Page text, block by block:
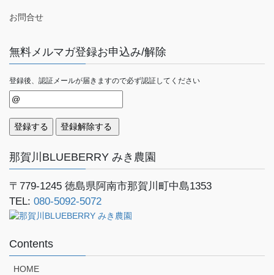
お問合せ
無料メルマガ登録お申込み/解除
登録後、認証メールが届きますので必ず認証してください
那賀川BLUEBERRY みき農園
〒779-1245 徳島県阿南市那賀川町中島1353
TEL: 080-5092-5072
Contents
HOME